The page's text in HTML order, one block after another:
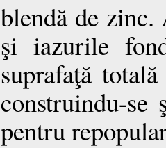
blendă de
şi iazurile
suprafaţă
construindu-se
pentru